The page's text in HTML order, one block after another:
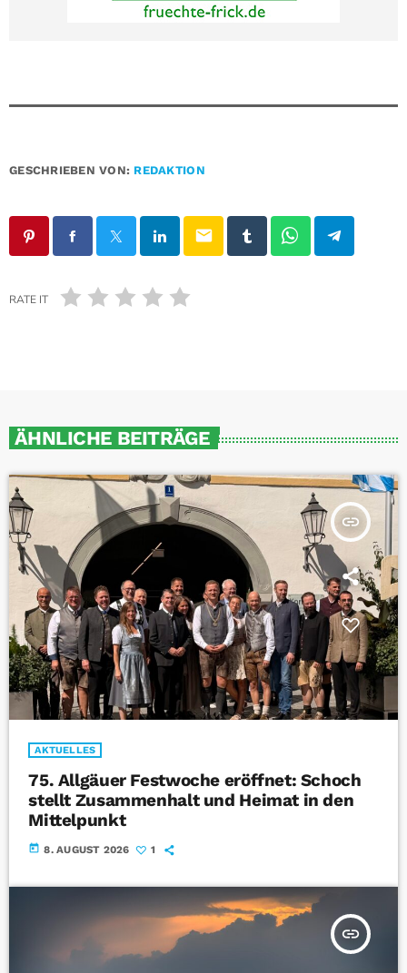
GESCHRIEBEN VON: REDAKTION
email
RATE IT
ÄHNLICHE BEITRÄGE
insert_link
AKTUELLES
75. Allgäuer Festwoche eröffnet: Schoch
stellt Zusammenhalt und Heimat in den
Mittelpunkt
today 8. AUGUST 2026 1
insert_link